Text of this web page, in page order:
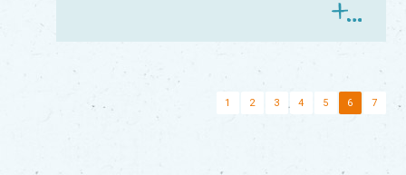
1 2 3 4 5 6 7